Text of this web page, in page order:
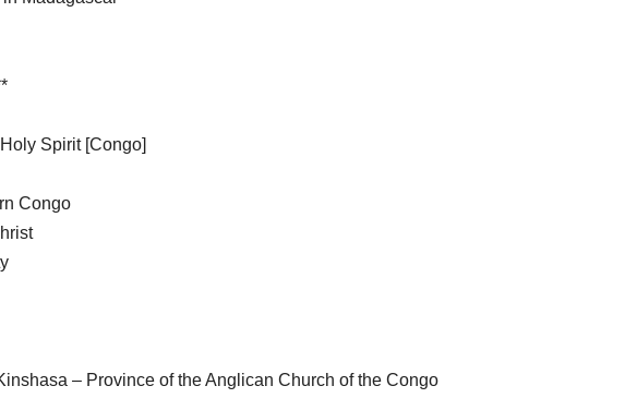
Spirit [Congo]
Congo
– Province of the Anglican Church of the Congo